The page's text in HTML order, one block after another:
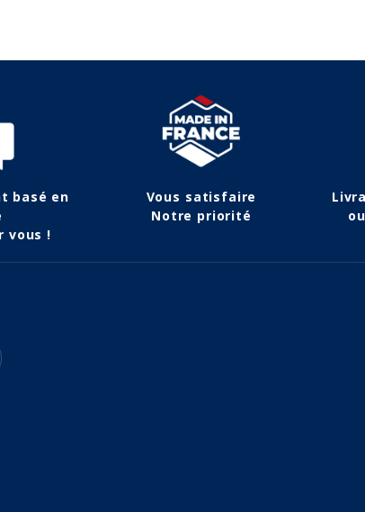
basé en
vous !
Vous satisfaire
Notre priorité